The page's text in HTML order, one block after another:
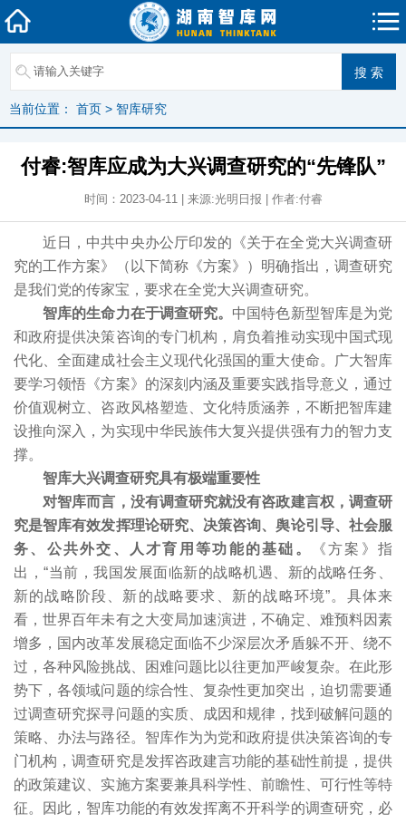
当前位置： 首页 > 智库研究
付睿:智库应成为大兴调查研究的“先锋队”
时间：2023-04-11 | 来源:光明日报 | 作者:付睿
近日，中共中央办公厅印发的《关于在全党大兴调查研
究的工作方案》（以下简称《方案》）明确指出，调查研究
是我们党的传家宝，要求在全党大兴调查研究。
智库的生命力在于调查研究。 中国特色新型智库是为党
和政府提供决策咨询的专门机构，肩负着推动实现中国式现
代化、全面建成社会主义现代化强国的重大使命。广大智库
要学习领悟《方案》的深刻内涵及重要实践指导意义，通过
价值观树立、咨政风格塑造、文化特质涵养，不断把智库建
设推向深入，为实现中华民族伟大复兴提供强有力的智力支
撑。
智库大兴调查研究具有极端重要性
对智库而言，没有调查研究就没有咨政建言权，调查研
究是智库有效发挥理论研究、决策咨询、舆论引导、社会服
务、公共外交、人才育用等功能的基础。
《方案》指
出，“当前，我国发展面临新的战略机遇、新的战略任务、
新的战略阶段、新的战略要求、新的战略环境”。具体来
看，世界百年未有之大变局加速演进，不确定、难预料因素
增多，国内改革发展稳定面临不少深层次矛盾躲不开、绕不
过，各种风险挑战、困难问题比以往更加严峻复杂。在此形
势下，各领域问题的综合性、复杂性更加突出，迫切需要通
过调查研究探寻问题的实质、成因和规律，找到破解问题的
策略、办法与路径。智库作为为党和政府提供决策咨询的专
门机构，调查研究是发挥咨政建言功能的基础性前提，提供
的政策建议、实施方案要兼具科学性、前瞻性、可行性等特
征。因此，智库功能的有效发挥离不开科学的调查研究，必